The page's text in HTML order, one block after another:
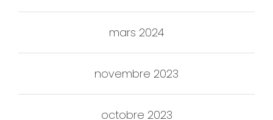
mars 2024
novembre 2023
octobre 2023